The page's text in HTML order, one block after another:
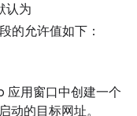
认为
的允许值如下：
应用窗口中创建一个
动的目标网址。